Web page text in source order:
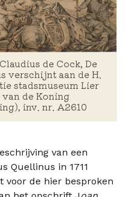
de Cock, De
verschijnt aan de H.
stadsmuseum Lier
de Koning
inv. nr. A2610
van een
Quellinus in 1711
voor de hier besproken